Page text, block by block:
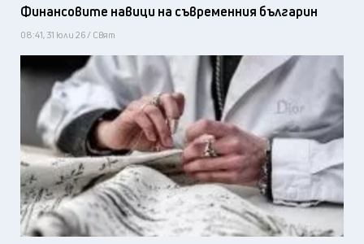
Финансовите навици на съвременния българин
08:41, 31 юли 26 / Свят